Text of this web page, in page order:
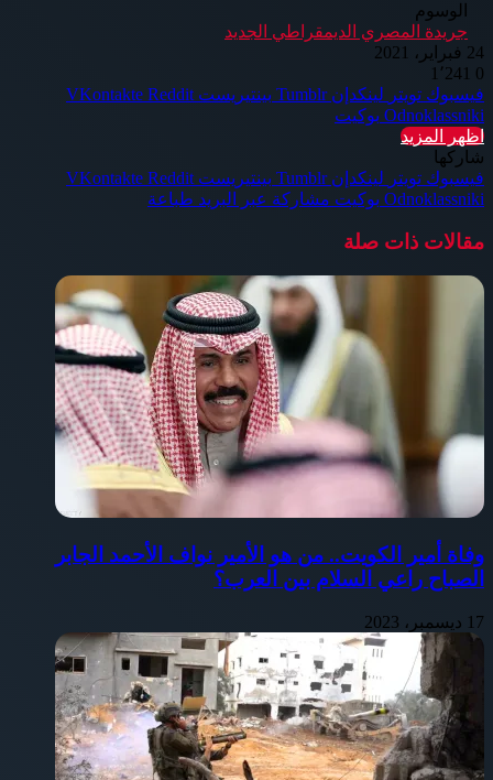
الوسوم
جريدة المصري الديمقراطي الجديد
24 فبراير، 2021
0
فيسبوك تويتر لينكدإن بينتيريست
Odnoklassniki بوكيت
اظهر المزيد
شاركها
فيسبوك تويتر لينكدإن بينتيريست
Odnoklassniki بوكيت مشاركة عبر البريد طباعة
مقالات ذات صلة
وفاة أمير الكويت.. من هو الأمير نواف الأحمد الجابر
الصباح راعي السلام بين العرب؟
17 ديسمبر، 2023